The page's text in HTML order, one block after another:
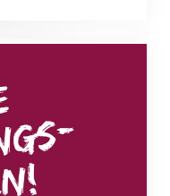
2026